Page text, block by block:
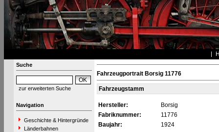
Suche
zur erweiterten Suche
Navigation
Geschichte & Hintergründe
Länderbahnen
Fahrzeugportrait Borsig 11776
Fahrzeugstamm
Hersteller:
Borsig
Fabriknummer:
11776
Baujahr:
1924